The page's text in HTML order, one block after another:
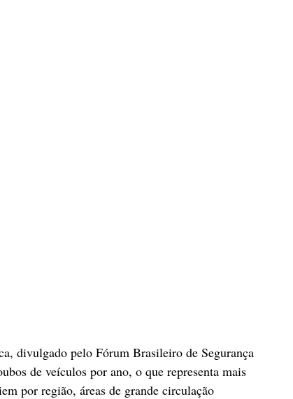
divulgado pelo Fórum Brasileiro de Segurança
de veículos por ano, o que representa mais
por região, áreas de grande circulação